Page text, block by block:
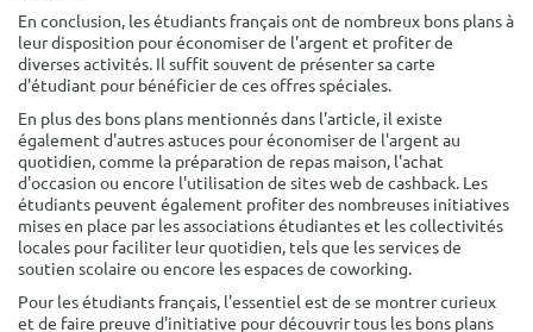
En conclusion, les étudiants français ont de nombreux bons plans à
leur disposition pour économiser de l'argent et profiter de
diverses activités. Il suffit souvent de présenter sa carte
d'étudiant pour bénéficier de ces offres spéciales.
En plus des bons plans mentionnés dans l'article, il existe
également d'autres astuces pour économiser de l'argent au
quotidien, comme la préparation de repas maison, l'achat
d'occasion ou encore l'utilisation de sites web de cashback. Les
étudiants peuvent également profiter des nombreuses initiatives
mises en place par les associations étudiantes et les collectivités
locales pour faciliter leur quotidien, tels que les services de
soutien scolaire ou encore les espaces de coworking.
Pour les étudiants français, l'essentiel est de se montrer curieux
et de faire preuve d'initiative pour découvrir tous les bons plans